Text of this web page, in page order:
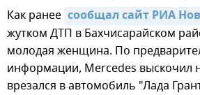
Как ранее сообщал сайт РИА
жутком ДТП в Бахчисарайском
молодая женщина. По
информации, Mercedes выскочил
врезался в автомобиль "Лада